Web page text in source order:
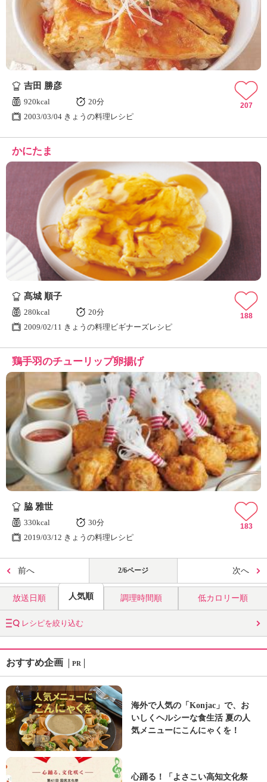
吉田 勝彦
920kcal
20分
2003/03/04 きょうの料理レシピ
207
かにたま
髙城 順子
280kcal
20分
2009/02/11 きょうの料理ビギナーズレシピ
188
鶏手羽のチューリップ卵揚げ
脇 雅世
330kcal
30分
2019/03/12 きょうの料理レシピ
183
前へ 2/6ページ 次へ
放送日順 人気順 調理時間順 低カロリー順
レシピを絞り込む
おすすめ企画 PR
海外で人気の「Konjac」で、お
いしくヘルシーな食生活 夏の人
気メニューにこんにゃくを！
心踊る！「よさこい高知文化祭